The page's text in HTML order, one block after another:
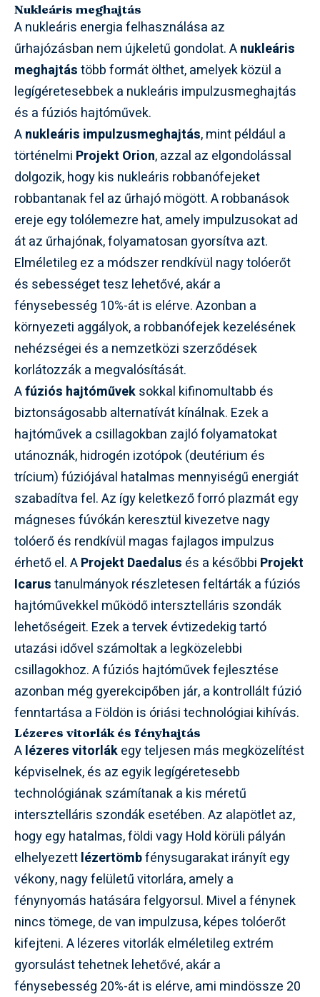
Nukleáris meghajtás
A nukleáris energia felhasználása az
űrhajózásban nem újkeletű gondolat. Anukleáris
meghajtástöbb formát ölthet, amelyek közül a
legígéretesebbek a nukleáris impulzusmeghajtás
és a fúziós hajtóművek.
Anukleáris impulzusmeghajtás, mint például a
történelmi Projekt Orion, azzal az elgondolással
dolgozik, hogy kis nukleáris robbanófejeket
robbantanak fel az űrhajó mögött. A robbanások
ereje egy tolólemezre hat, amely impulzusokat ad
át az űrhajónak, folyamatosan gyorsítva azt.
Elméletileg ez a módszer rendkívül nagy tolóerőt
és sebességet tesz lehetővé, akár a
fénysebesség 10%-át is elérve. Azonban a
környezeti aggályok, a robbanófejek kezelésének
nehézségei és a nemzetközi szerződések
korlátozzák a megvalósítását.
Afúziós hajtóműveksokkal kifinomultabb és
biztonságosabb alternatívát kínálnak. Ezek a
hajtóművek a csillagokban zajló folyamatokat
utánoznák, hidrogén izotópok (deutérium és
trícium) fúziójával hatalmas mennyiségű energiát
szabadítva fel. Az így keletkező forró plazmát egy
mágneses fúvókán keresztül kivezetve nagy
tolóerő és rendkívül magas fajlagos impulzus
érhető el. AProjekt Daedalus és a későbbi Projekt
Icarustanulmányok részletesen feltárták a fúziós
hajtóművekkel működő intersztelláris szondák
lehetőségeit. Ezek a tervek évtizedekig tartó
utazási idővel számoltak a legközelebbi
csillagokhoz. A fúziós hajtóművek fejlesztése
azonban még gyerekcipőben jár, a kontrollált fúzió
fenntartása a Földön is óriási technológiai kihívás.
Lézeres vitorlák és fényhajtás
Alézeres vitorlákegy teljesen más megközelítést
képviselnek, és az egyik legígéretesebb
technológiának számítanak a kis méretű
intersztelláris szondák esetében. Az alapötlet az,
hogy egy hatalmas, földi vagy Hold körüli pályán
elhelyezettlézertömbfénysugarakat irányít egy
vékony, nagy felületű vitorlára, amely a
fénynyomás hatására felgyorsul. Mivel a fénynek
nincs tömege, de van impulzusa, képes tolóerőt
kifejteni. A lézeres vitorlák elméletileg extrém
gyorsulást tehetnek lehetővé, akár a
fénysebesség 20%-át is elérve, ami mindössze 20